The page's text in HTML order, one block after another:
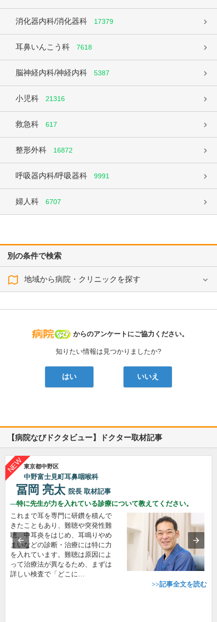
消化器内科/消化器科 17379
耳鼻いんこう科 7618
脳神経内科/神経内科 5387
小児科 21316
救急科 617
整形外科 16872
呼吸器内科/呼吸器科 9991
婦人科 6707
別の条件で検索
地域から病院・クリニックを探す
病院なび
からのアンケートにご協力ください。
知りたい情報は見つかりましたか?
はい いいえ
【病院なびドクタビュー】ドクター取材記事
東京都中野区
中野富士見町耳鼻咽喉科
冨岡 亮太 院長 取材記事
特に先生が力を入れている診療について教えてください。
これまで耳を専門に研鑽を積んで
きたこともあり、難聴や突発性難
聴、中耳炎をはじめ、耳鳴りやめ
まいなどの診断・治療には特に力
を入れています。難聴は原因によ
って治療法が異なるため、まずは
詳しい検査で「どこに…
>>記事全文を読む